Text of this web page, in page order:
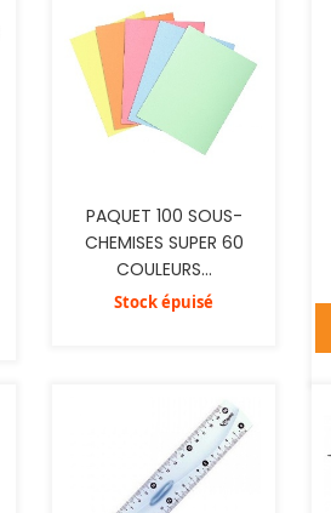
PAQUET 100 SOUS-
CHEMISES SUPER 60
COULEURS...
Stock épuisé